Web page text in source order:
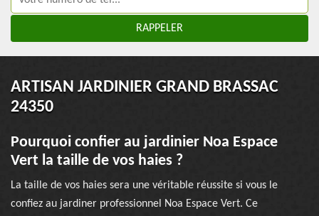
ARTISAN JARDINIER GRAND BRASSAC
24350
Pourquoi confier au jardinier Noa Espace
Vert la taille de vos haies ?
La taille de vos haies sera une véritable réussite si vous le
confiez au jardiner professionnel Noa Espace Vert. Ce